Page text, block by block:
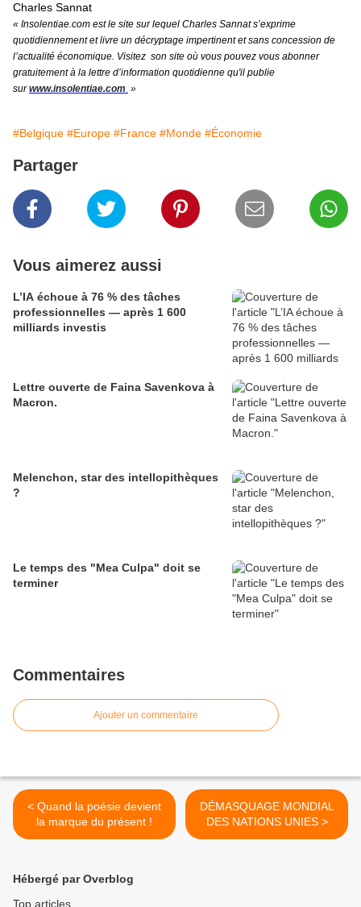
Charles Sannat
« Insolentiae.com est le site sur lequel Charles Sannat s’exprime
quotidiennement et livre un décryptage impertinent et sans concession de
l’actualité économique. Visitez son site où vous pouvez vous abonner
gratuitement à la lettre d’information quotidienne qu'il publie
surwww.insolentiae.com. »
#Belgique #Europe #France #Monde #Économie
Partager
Vous aimerez aussi
L’IA échoue à 76 % des tâches
professionnelles — après 1 600
milliards investis
Lettre ouverte de Faina Savenkova à
Macron.
Melenchon, star des intellopithèques
?
Le temps des "Mea Culpa" doit se
terminer
Commentaires
Ajouter un commentaire
< Quand la poésie devient
la marque du présent !
DÉMASQUAGE MONDIAL
DES NATIONS UNIES >
Hébergé par Overblog
Top articles